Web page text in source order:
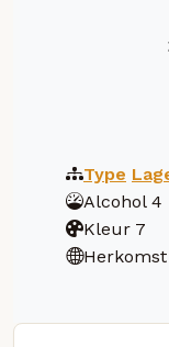
Type
Alcohol 4
Kleur 7
Herkomst